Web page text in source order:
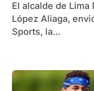
El alcalde de Lima Metropolitana, Rafael
López Aliaga,
Sports, la...